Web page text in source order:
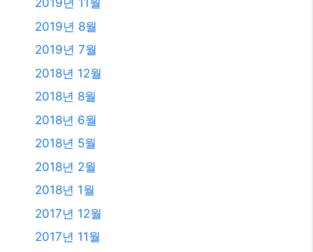
2019년 11월
2019년 8월
2019년 7월
2018년 12월
2018년 8월
2018년 6월
2018년 5월
2018년 2월
2018년 1월
2017년 12월
2017년 11월